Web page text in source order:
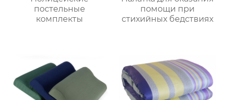
постельные
комплекты
помощи при
стихийных бедствиях